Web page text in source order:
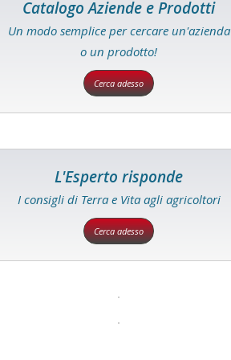
Catalogo Aziende e Prodotti
Un modo semplice per cercare un'azienda
o un prodotto!
Cerca adesso
L'Esperto risponde
I consigli di Terra e Vita agli agricoltori
Cerca adesso